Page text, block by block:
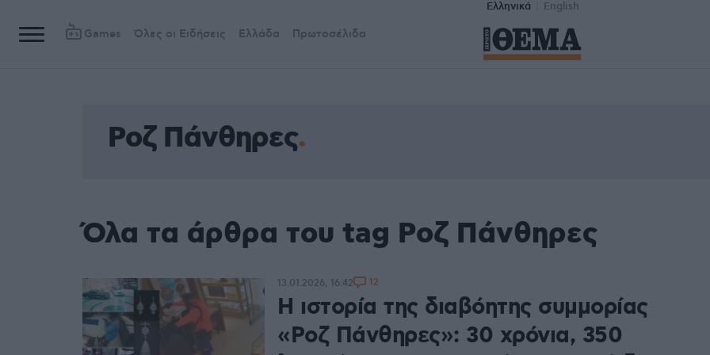
Ελληνικά English
Games Όλες οι Ειδήσεις Ελλάδα Πρωτοσέλιδα
Ροζ Πάνθηρες
Όλα τα άρθρα του tag Ροζ Πάνθηρες
Η ιστορία της διαβόητης συμμορίας
«Ροζ Πάνθηρες»: 30 χρόνια, 350
13.01.2026, 16:42 12